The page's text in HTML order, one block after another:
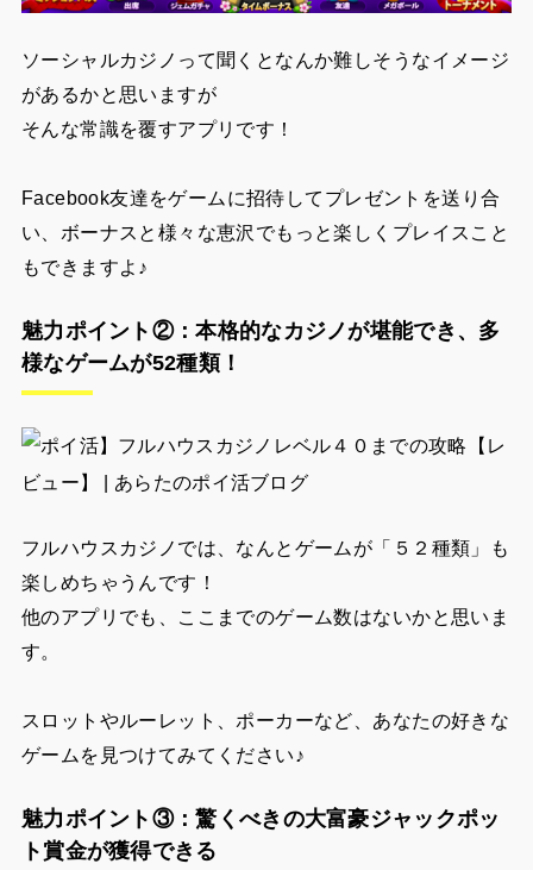
ソーシャルカジノって聞くとなんか難しそうなイメージ
があるかと思いますが
そんな常識を覆すアプリです！
Facebook友達をゲームに招待してプレゼントを送り合
い、ボーナスと様々な恵沢でもっと楽しくプレイスこと
もできますよ♪
魅力ポイント②：本格的なカジノが堪能でき、多
様なゲームが52種類！
フルハウスカジノでは、なんとゲームが「５２種類」も
楽しめちゃうんです！
他のアプリでも、ここまでのゲーム数はないかと思いま
す。
スロットやルーレット、ポーカーなど、あなたの好きな
ゲームを見つけてみてください♪
魅力ポイント③：驚くべきの大富豪ジャックポッ
ト賞金が獲得できる